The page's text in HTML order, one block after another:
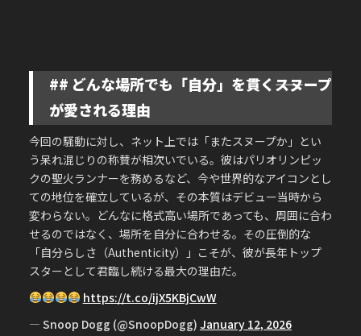
## どんな場所でも「自分」を貫く――スヌープ
が愛される理由
今回の騒動に対し、ネット上では「またスヌープか」とい
う呆れ混じりの称賛が相次いでいる。彼はパリオリンピッ
クの聖火ランナーを務めるなど、今や世界的なアイコンとし
ての地位を確立しているが、その本質はデビュー当時から
変わらない。 どんなに格式高い場所であっても、周囲に合わ
せるのではなく、場所を自分に合わせる。その圧倒的な
「自分らしさ（Authenticity）」こそが、彼が長年トップ
スターとして君臨し続ける最大の理由だ。
https://t.co/ijX5KBjCwW
— Snoop Dogg (@SnoopDogg) January 12, 2026